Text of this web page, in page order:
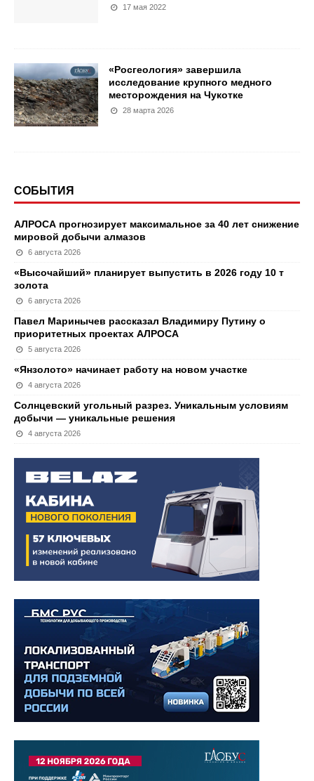
17 мая 2022
«Росгеология» завершила
исследование крупного медного
месторождения на Чукотке
28 марта 2026
СОБЫТИЯ
АЛРОСА прогнозирует максимальное за 40 лет снижение
мировой добычи алмазов
6 августа 2026
«Высочайший» планирует выпустить в 2026 году 10 т
золота
6 августа 2026
Павел Маринычев рассказал Владимиру Путину о
приоритетных проектах АЛРОСА
5 августа 2026
«Янзолото» начинает работу на новом участке
4 августа 2026
Солнцевский угольный разрез. Уникальным условиям
добычи — уникальные решения
4 августа 2026